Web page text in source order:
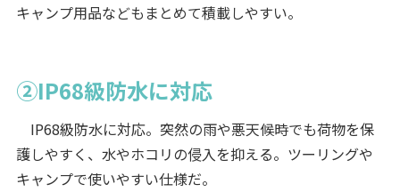
キャンプ用品などもまとめて積載しやすい。
②IP68級防水に対応
IP68級防水に対応。突然の雨や悪天候時でも荷物を保
護しやすく、水やホコリの侵入を抑える。ツーリングや
キャンプで使いやすい仕様だ。